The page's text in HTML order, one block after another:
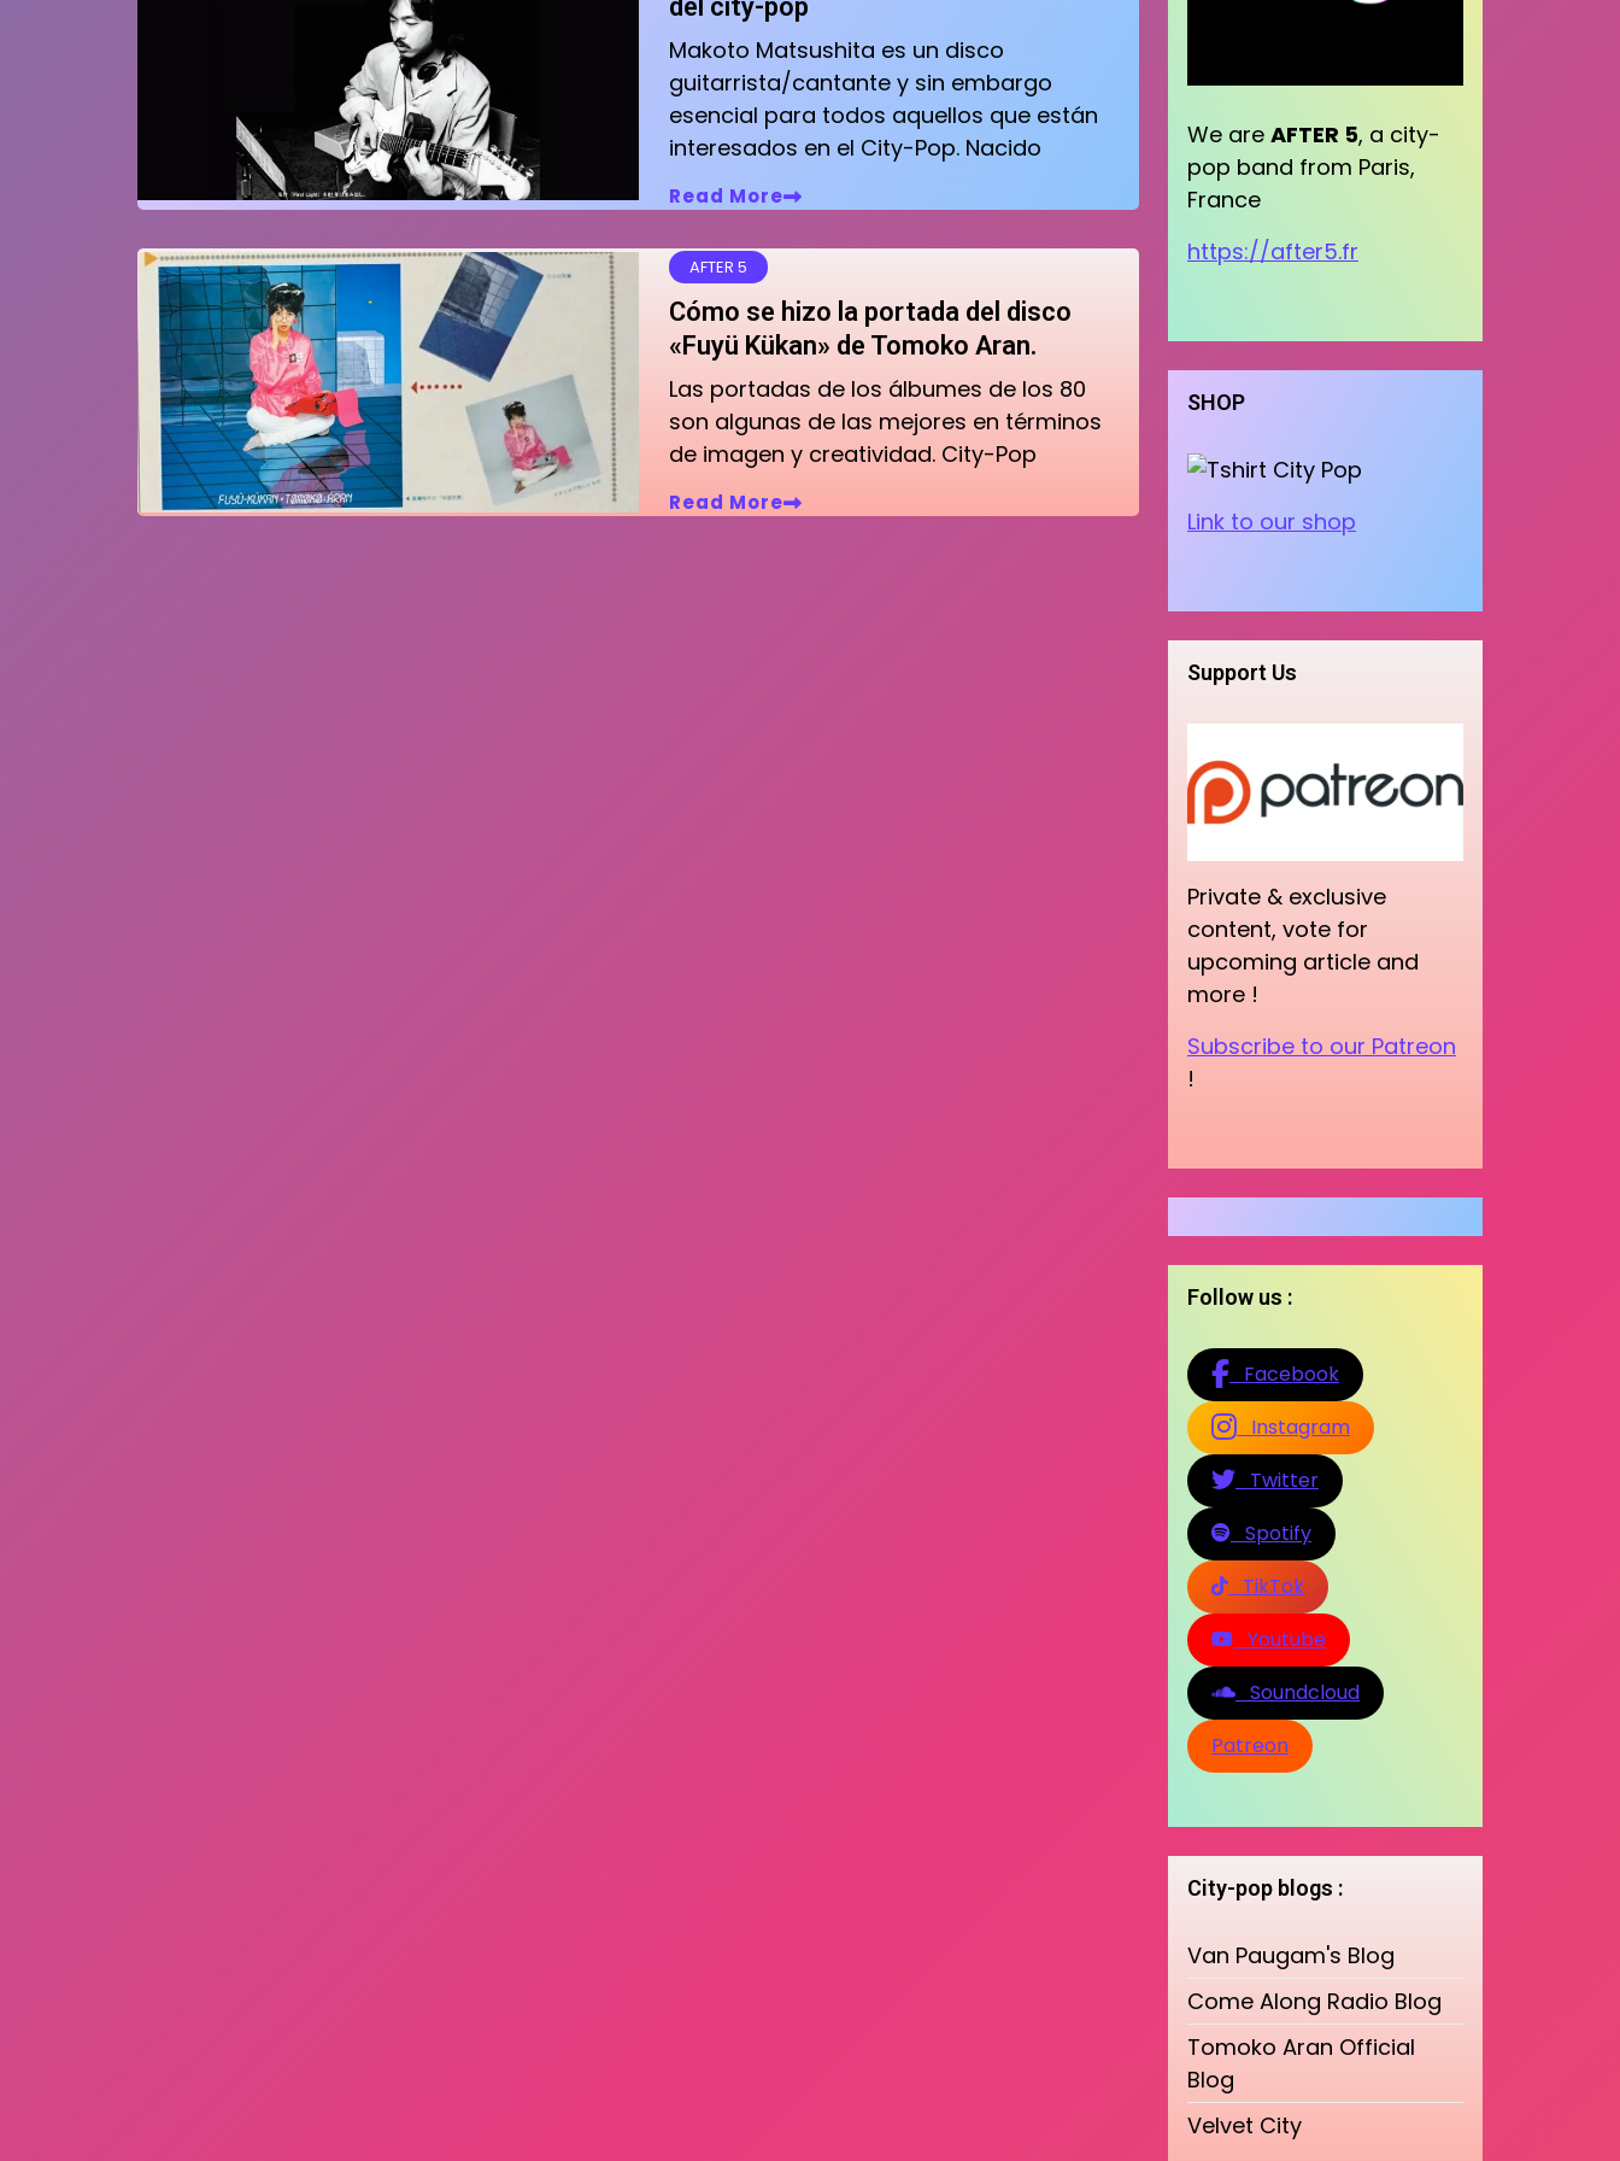
del city-pop
Makoto Matsushita es un disco
guitarrista/cantante y sin embargo
esencial para todos aquellos que están
interesados en el City-Pop. Nacido
Read More
AFTER 5
Cómo se hizo la portada del disco
«Fuyü Kükan» de Tomoko Aran.
Las portadas de los álbumes de los 80
son algunas de las mejores en términos
de imagen y creatividad. City-Pop
Read More
We are AFTER 5, a city-
pop band from Paris,
France
https://after5.fr
SHOP
Link to our shop
Support Us
Private & exclusive
content, vote for
upcoming article and
more !
Subscribe to our Patreon
!
Follow us :
Facebook
Instagram
Twitter
Spotify
TikTok
Youtube
Soundcloud
Patreon
City-pop blogs :
Van Paugam's Blog
Come Along Radio Blog
Tomoko Aran Official
Blog
Velvet City